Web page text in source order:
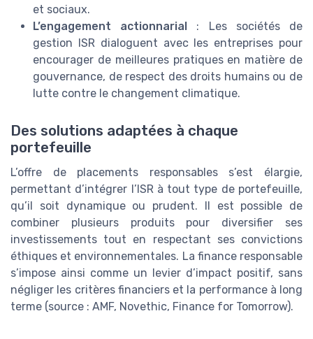
et sociaux.
L’engagement actionnarial : Les sociétés de
gestion ISR dialoguent avec les entreprises pour
encourager de meilleures pratiques en matière de
gouvernance, de respect des droits humains ou de
lutte contre le changement climatique.
Des solutions adaptées à chaque
portefeuille
L’offre de placements responsables s’est élargie,
permettant d’intégrer l’ISR à tout type de portefeuille,
qu’il soit dynamique ou prudent. Il est possible de
combiner plusieurs produits pour diversifier ses
investissements tout en respectant ses convictions
éthiques et environnementales. La finance responsable
s’impose ainsi comme un levier d’impact positif, sans
négliger les critères financiers et la performance à long
terme (source : AMF, Novethic, Finance for Tomorrow).